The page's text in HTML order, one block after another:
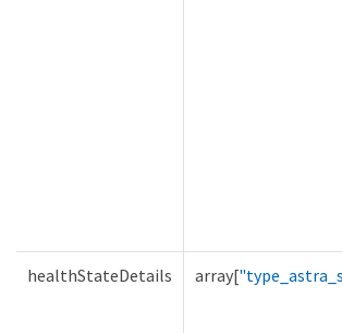
healthStateDetails array[